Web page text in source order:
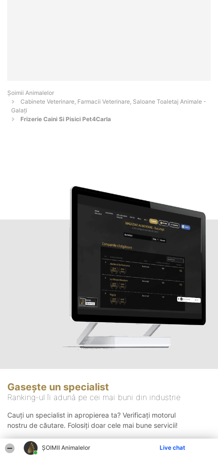
ŞOIMII Animalelor Live chat
Şoimii Animalelor
Cabinete Veterinare, Farmacii Veterinare, Saloane Toaletaj Animale -
Galaţi
Frizerie Caini Si Pisici Pet4Carla
Gasește un specialist
Ranking-ul îi adună pe cei mai buni din industrie
Cauți un specialist in apropierea ta? Verificați motorul
nostru de căutare. Folosiți doar cele mai bune servicii!